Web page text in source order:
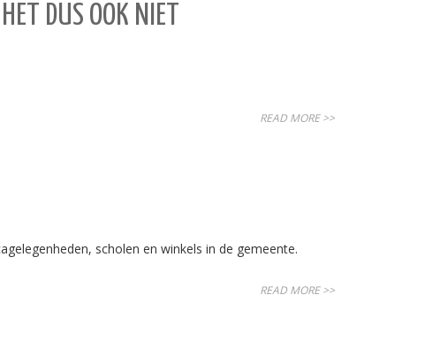
DUS OOK NIET
READ MORE >>
scholen en winkels in de gemeente.
READ MORE >>